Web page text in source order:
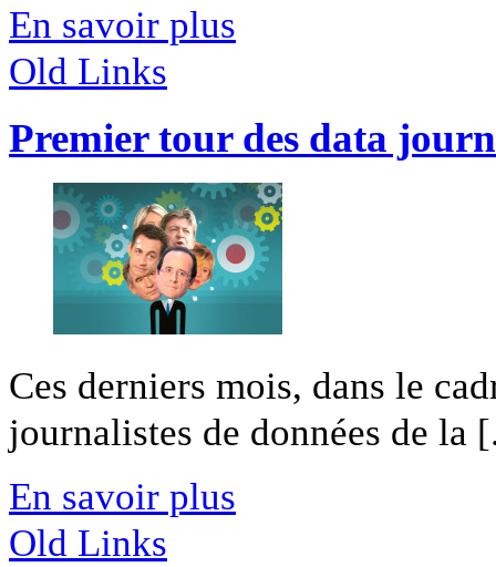
En savoir plus
Old Links
Premier tour des data
Ces derniers mois, dans le
journalistes de données de la
En savoir plus
Old Links